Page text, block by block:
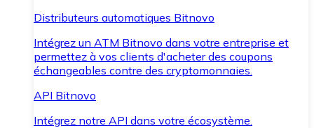
Distributeurs automatiques Bitnovo
Intégrez un ATM Bitnovo dans votre entreprise et
permettez à vos clients d'acheter des coupons
échangeables contre des cryptomonnaies.
API Bitnovo
Intégrez notre API dans votre écosystème.